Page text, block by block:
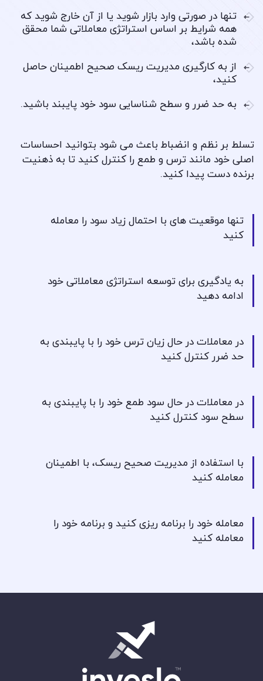
تنها در صورتی وارد بازار شوید یا از آن خارج شوید که
همه شرایط بر اساس استراتژی معاملاتی شما محقق
شده باشد،
از به کارگیری مدیریت ریسک صحیح اطمینان حاصل
کنید،
به حد ضرر و سطح شناسایی سود خود پایبند باشید.
تسلط بر نظم و انضباط باعث می شود بتوانید احساسات
اصلی خود مانند ترس و طمع را کنترل کنید تا به ذهنیت
برنده دست پیدا کنید.
تنها موقعیت های با احتمال زیاد سود را معامله
کنید
به یادگیری برای توسعه استراتژی معاملاتی خود
ادامه دهید
در معاملات در حال زیان ترس خود را با پایبندی به
حد ضرر کنترل کنید
در معاملات در حال سود طمع خود را با پایبندی به
سطح سود کنترل کنید
با استفاده از مدیریت صحیح ریسک، با اطمینان
معامله کنید
معامله خود را برنامه ریزی کنید و برنامه خود را
معامله کنید